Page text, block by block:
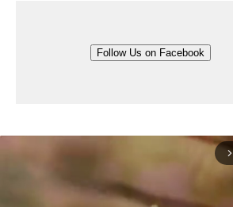
Follow Us on Facebook
arrow_forward_ios